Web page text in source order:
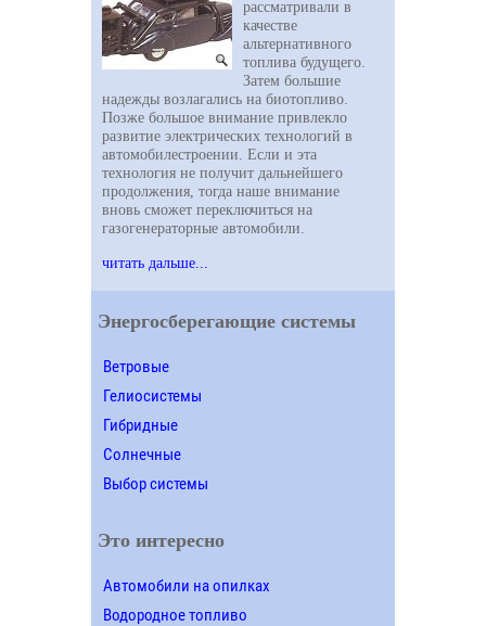
рассматривали в
качестве
альтернативного
топлива будущего.
Затем большие
надежды возлагались на биотопливо.
Позже большое внимание привлекло
развитие электрических технологий в
автомобилестроении. Если и эта
технология не получит дальнейшего
продолжения, тогда наше внимание
вновь сможет переключиться на
газогенераторные автомобили.
читать дальше...
Энергосберегающие системы
Ветровые
Гелиосистемы
Гибридные
Солнечные
Выбор системы
Это интересно
Автомобили на опилках
Водородное топливо